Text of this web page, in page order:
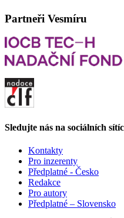
Partneři Vesmíru
Sledujte nás na sociálních
Kontakty
Pro inzerenty
Předplatné - Česko
Redakce
Pro autory
Předplatné – Slovensko